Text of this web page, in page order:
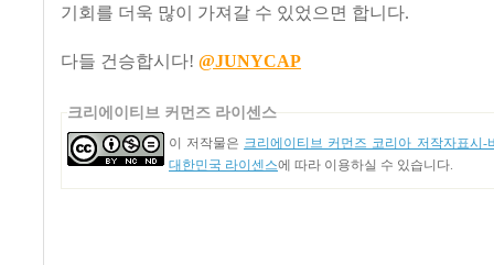
기회를 더욱 많이 가져갈 수 있었으면 합니다.
다들 건승합시다! @JUNYCAP
크리에이티브 커먼즈 라이센스
이 저작물은 크리에이티브 커먼즈 코리아 저작자표시-
대한민국 라이센스에 따라 이용하실 수 있습니다.